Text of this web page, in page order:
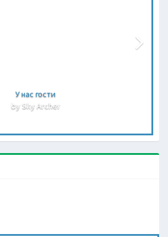
У нас гости
by Sky Archer